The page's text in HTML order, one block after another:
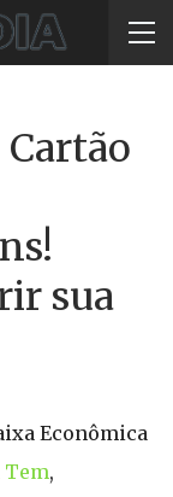
Cartão
sua
Econômica
Tem,